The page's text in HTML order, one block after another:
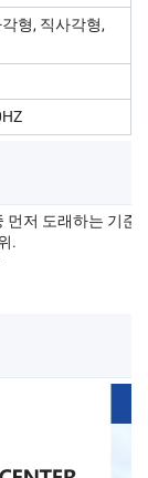
형, 직사각형,
저 도래하는 기준.
.